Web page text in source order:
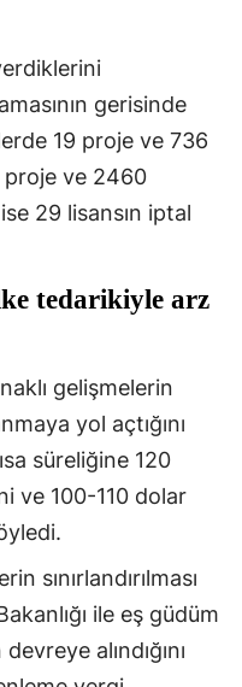
gerisinde
19 proje ve 736
ve 2460
29 lisansın iptal
tedarikiyle arz
gelişmelerin
yol açtığını
süreliğine 120
ve 100-110 dolar
sınırlandırılması
ile eş güdüm
alındığını